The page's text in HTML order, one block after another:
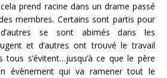
prend racine dans un drame passé
membres. Certains sont partis pour
se sont abimés dans les
et d’autres ont trouvé le travail
s’évitent…jusqu’à ce que le père
évènement qui va ramener tout le